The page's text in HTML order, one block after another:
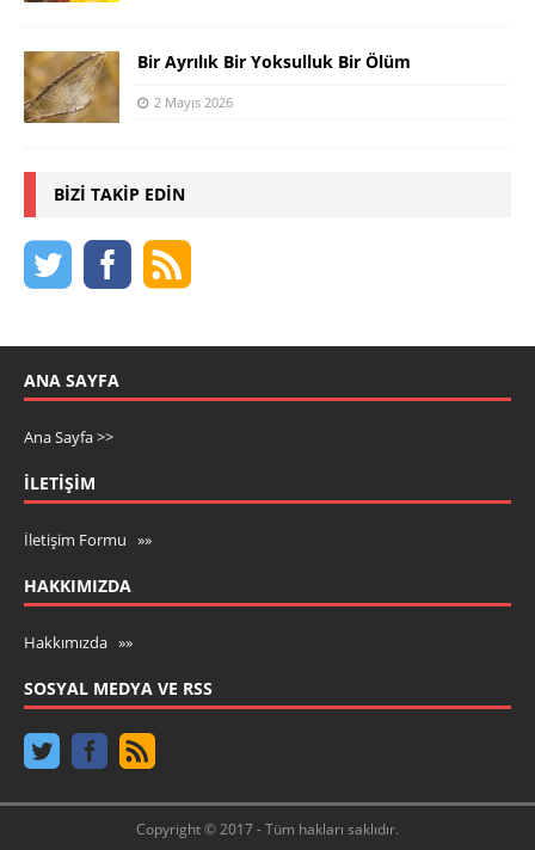
Bir Ayrılık Bir Yoksulluk Bir Ölüm
2 Mayıs 2026
BIZI TAKIP EDIN
ANA SAYFA
Ana Sayfa >>
İLETIŞIM
İletişim Formu »»
HAKKIMIZDA
Hakkımızda »»
SOSYAL MEDYA VE RSS
Copyright © 2017 - Tüm hakları saklıdır.